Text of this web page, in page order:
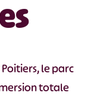
le parc
totale